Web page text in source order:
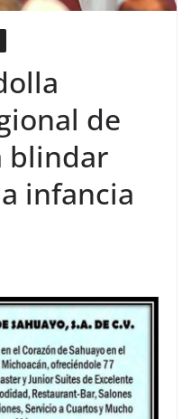
de
blindar
infancia